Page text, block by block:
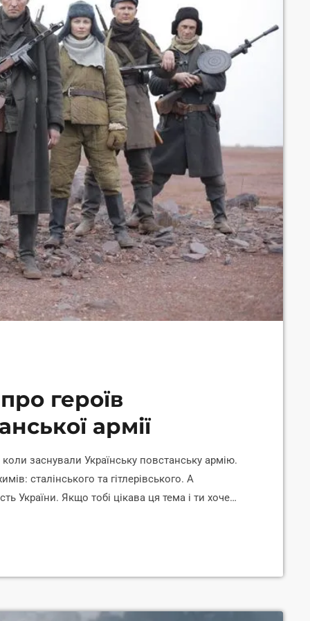
героїв
армії
заснували Українську повстанську армію.
сталінського та гітлерівського. А
України. Якщо тобі цікава ця тема і ти хочеш
державності у середині минулого